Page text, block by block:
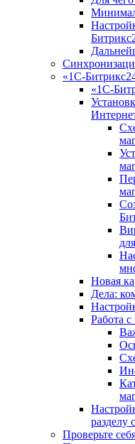
«1С-
«1С-
Новая
Дела:
Работа
разделу
Проверьте